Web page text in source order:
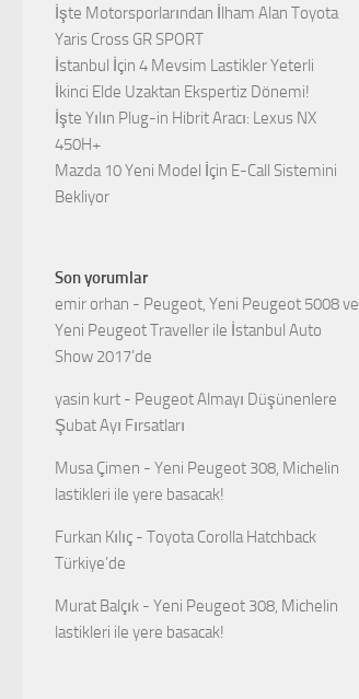
İşte Motorsporlarından İlham Alan Toyota
Yaris Cross GR SPORT
İstanbul İçin 4 Mevsim Lastikler Yeterli
İkinci Elde Uzaktan Ekspertiz Dönemi!
İşte Yılın Plug-in Hibrit Aracı: Lexus NX
450H+
Mazda 10 Yeni Model İçin E-Call Sistemini
Bekliyor
Son yorumlar
emir orhan - Peugeot, Yeni Peugeot 5008 ve
Yeni Peugeot Traveller ile İstanbul Auto
Show 2017’de
yasin kurt - Peugeot Almayı Düşünenlere
Şubat Ayı Fırsatları
Musa Çimen - Yeni Peugeot 308, Michelin
lastikleri ile yere basacak!
Furkan Kılıç - Toyota Corolla Hatchback
Türkiye’de
Murat Balçık - Yeni Peugeot 308, Michelin
lastikleri ile yere basacak!